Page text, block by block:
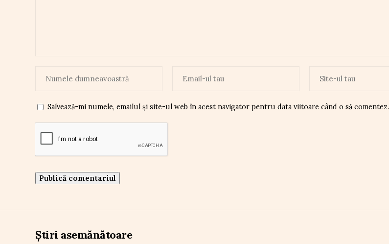
Salvează-mi numele, emailul și site-ul web în acest navigator pentru data viitoare când o să comentez.
Știri asemănătoare